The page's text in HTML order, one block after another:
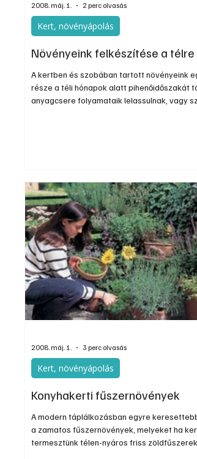
Növényeink felkészítése a télre
A kertben és szobában tartott növényeink
része a téli hónapok alatt pihenőidőszakát
anyagcsere folyamataik lelassulnak, vagy
Kert, növényápolás
2008. máj. 1. 2 perc olvasás
Konyhakerti fűszernövények
A modern táplálkozásban egyre
a zamatos fűszernövények, melyeket ha
termesztünk télen-nyáros friss
Kert, növényápolás
2008. máj. 1. 3 perc olvasás